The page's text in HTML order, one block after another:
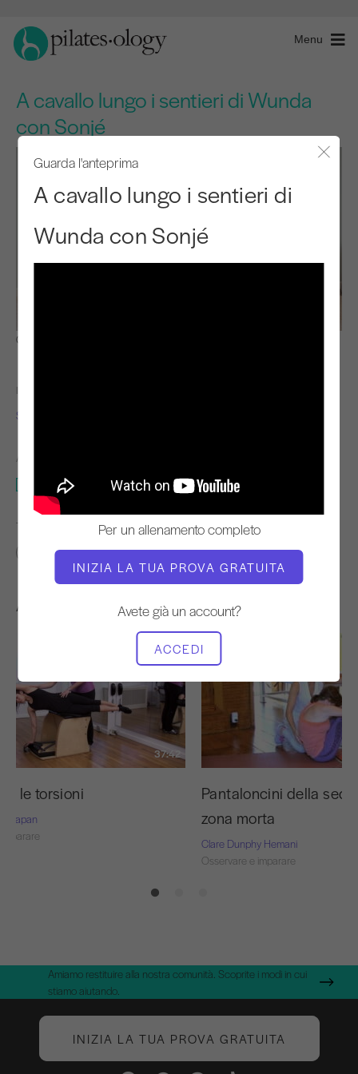
Menu
A cavallo lungo i sentieri di Wunda
con Sonjé
Guarda l'anteprima
A cavallo lungo i sentieri di
Wunda con Sonjé
Per un allenamento completo
INIZIA LA TUA PROVA GRATUITA
Avete già un account?
ACCEDI
Osservare e imparare
INSEGNANTE
Sonje Mayo
ATTREZZATURA NECESSARIA
Sedia Wunda
TROVA CLASSI SIMILI PER
0 - 10 min
Sedia Wunda
Altri allenamenti che potrebbero piacervi
37:42
le torsioni
Capan
Pantaloncini della
zona morta
Clare Dunphy Hemani
Osservare e imparare
Amiamo restituire alla nostra comunità. Scoprite i modi in cui
stiamo aiutando.
INIZIA LA TUA PROVA GRATUITA